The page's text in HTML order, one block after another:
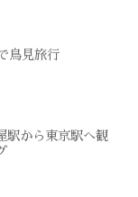
鳥見旅行
駅から東京駅へ観